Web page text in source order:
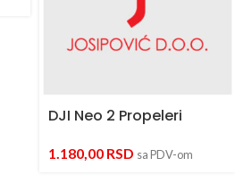
DJI Neo 2 Propeleri
1.180,00 RSD sa PDV-om